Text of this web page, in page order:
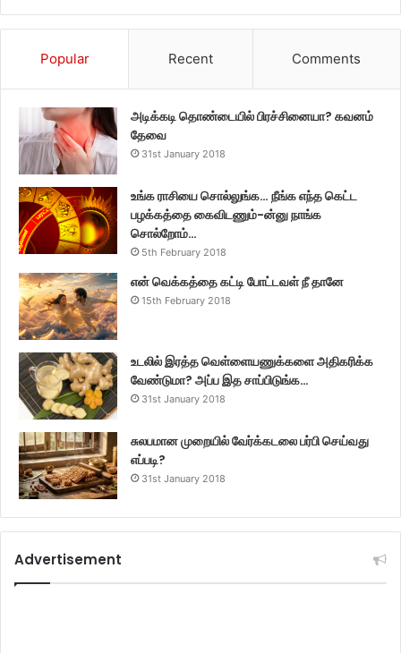
Popular Recent Comments
அடிக்கடி தொண்டையில் பிரச்சினையா? கவனம்
தேவை
31st January 2018
உங்க ராசியை சொல்லுங்க… நீங்க எந்த கெட்ட
பழக்கத்தை கைவிடணும்-ன்னு நாங்க
சொல்றோம்…
5th February 2018
என் வெக்கத்தை கட்டி போட்டவள் நீ தானே
15th February 2018
உடலில் இரத்த வெள்ளையணுக்களை அதிகரிக்க
வேண்டுமா? அப்ப இத சாப்பிடுங்க…
31st January 2018
சுலபமான முறையில் வேர்க்கடலை பர்பி செய்வது
எப்படி?
31st January 2018
Advertisement